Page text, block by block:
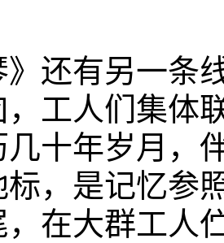
》还有另一条
，工人们集体
几十年岁月，
标，是记忆参
，在大群工人